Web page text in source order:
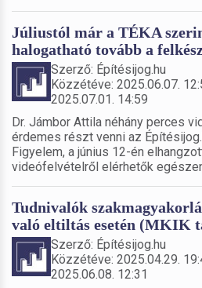
Júliustól már a TÉKA
halogatható tovább a
Szerző: Építésijog.hu
Közzétéve: 2025.06.07.
2025.07.01. 14:59
Dr. Jámbor Attila néhány perces
érdemes részt venni az
Figyelem, a június 12-én
videófelvételről elérhetők
Tudnivalók
való eltiltás esetén (MKIK
Szerző: Építésijog.hu
Közzétéve: 2025.04.29.
2025.06.08. 12:31